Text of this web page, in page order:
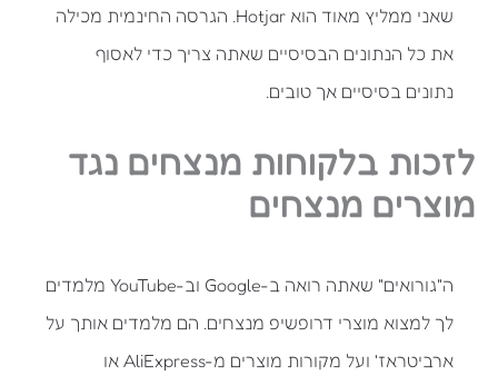
שאני ממליץ מאוד הוא Hotjar. הגרסה החינמית מכילה
את כל הנתונים הבסיסיים שאתה צריך כדי לאסוף
נתונים בסיסיים אך טובים.
לזכות בלקוחות מנצחים נגד
מוצרים מנצחים
ה"גורואים" שאתה רואה ב-Google וב-YouTube מלמדים
לך למצוא מוצרי דרופשיפ מנצחים. הם מלמדים אותך על
ארביטראז' ועל מקורות מוצרים מ-AliExpress או